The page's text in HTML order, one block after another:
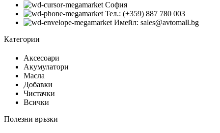
София
Тел.: (+359) 887 780 003
Имейл: sales@avtomall.bg
Категории
Аксесоари
Акумулатори
Масла
Добавки
Чистачки
Всички
Полезни връзки